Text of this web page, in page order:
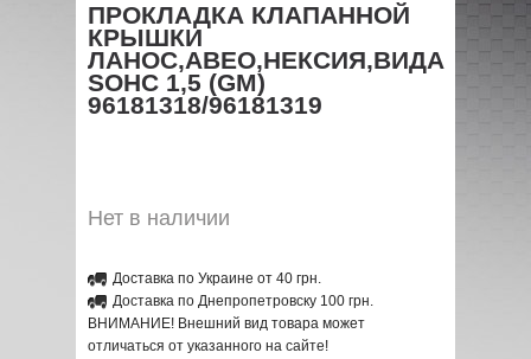
ПРОКЛАДКА КЛАПАННОЙ
КРЫШКИ
ЛАНОС,АВЕО,НЕКСИЯ,ВИДА
SOHC 1,5 (GM)
96181318/96181319
Нет в наличии
Доставка по Украине от 40 грн.
Доставка по Днепропетровску 100 грн.
ВНИМАНИЕ! Внешний вид товара может
отличаться от указанного на сайте!